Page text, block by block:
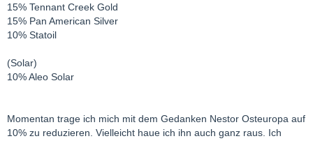
15% Tennant Creek Gold
15% Pan American Silver
10% Statoil
(Solar)
10% Aleo Solar
Momentan trage ich mich mit dem Gedanken Nestor Osteuropa auf
10% zu reduzieren. Vielleicht haue ich ihn auch ganz raus. Ich